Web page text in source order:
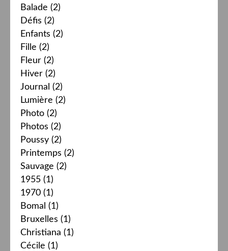
Balade (2)
Défis (2)
Enfants (2)
Fille (2)
Fleur (2)
Hiver (2)
Journal (2)
Lumière (2)
Photo (2)
Photos (2)
Poussy (2)
Printemps (2)
Sauvage (2)
1955 (1)
1970 (1)
Bomal (1)
Bruxelles (1)
Christiana (1)
Cécile (1)